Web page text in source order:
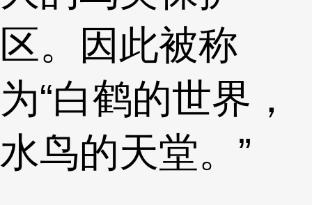
区。因此被称
为“白鹤的世界，
水鸟的天堂。”